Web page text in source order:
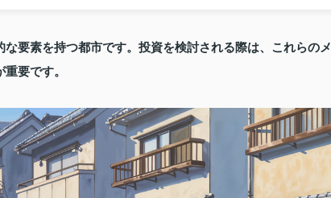
要素を持つ都市です。投資を検討される際は、これらのメ
要です。